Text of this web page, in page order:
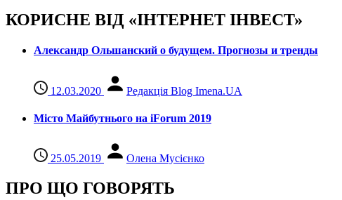
КОРИСНЕ ВІД «ІНТЕРНЕТ ІНВЕСТ»
Александр Ольшанский о будущем. Прогнозы и тренды
12.03.2020 Редакція Blog Imena.UA
Місто Майбутнього на iForum 2019
25.05.2019 Олена Мусієнко
ПРО ЩО ГОВОРЯТЬ